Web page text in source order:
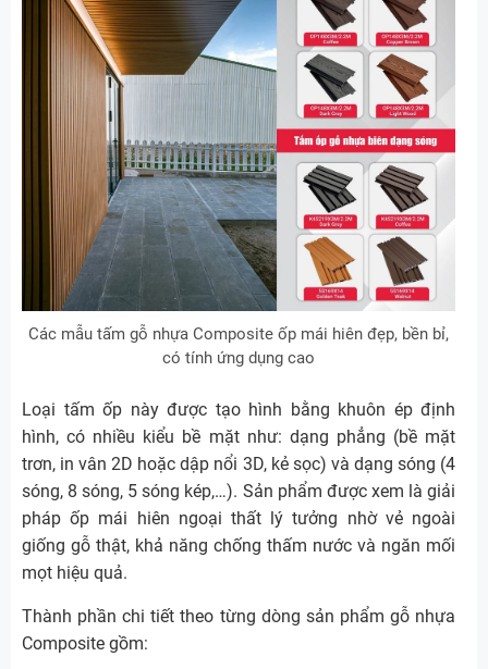
Các mẫu tấm gỗ nhựa Composite ốp mái hiên đẹp, bền bỉ,
có tính ứng dụng cao
Loại tấm ốp này được tạo hình bằng khuôn ép định
hình, có nhiều kiểu bề mặt như: dạng phẳng (bề mặt
trơn, in vân 2D hoặc dập nổi 3D, kẻ sọc) và dạng sóng (4
sóng, 8 sóng, 5 sóng kép,…). Sản phẩm được xem là giải
pháp ốp mái hiên ngoại thất lý tưởng nhờ vẻ ngoài
giống gỗ thật, khả năng chống thấm nước và ngăn mối
mọt hiệu quả.
Thành phần chi tiết theo từng dòng sản phẩm gỗ nhựa
Composite gồm: